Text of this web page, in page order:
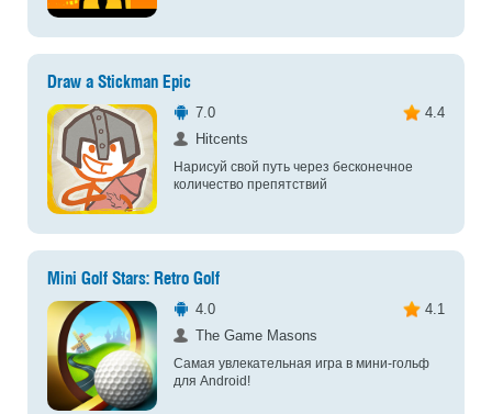
Draw a Stickman Epic
7.0
4.4
Hitcents
Нарисуй свой путь через бесконечное
количество препятствий
Mini Golf Stars: Retro Golf
4.0
4.1
The Game Masons
Самая увлекательная игра в мини-гольф
для Android!